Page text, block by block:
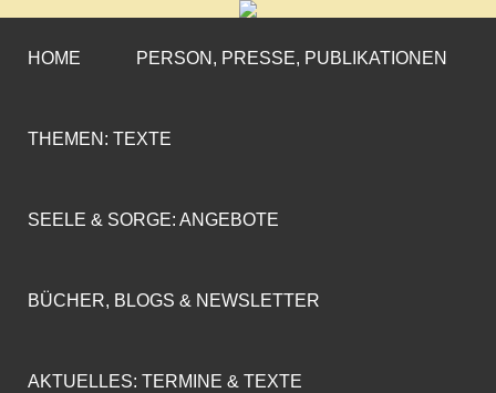
CORNELIA COENEN-
MARX
»ENGAGEMENT MIT PROFIL«
HOME PERSON, PRESSE, PUBLIKATIONEN
THEMEN: TEXTE
SEELE & SORGE: ANGEBOTE
BÜCHER, BLOGS & NEWSLETTER
AKTUELLES: TERMINE & TEXTE